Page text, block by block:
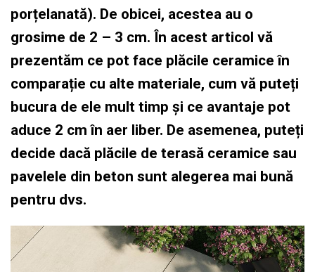
porțelanată). De obicei, acestea au o
grosime de 2 – 3 cm. În acest articol vă
prezentăm ce pot face plăcile ceramice în
comparație cu alte materiale, cum vă puteți
bucura de ele mult timp și ce avantaje pot
aduce 2 cm în aer liber. De asemenea, puteți
decide dacă plăcile de terasă ceramice sau
pavelele din beton sunt alegerea mai bună
pentru dvs.